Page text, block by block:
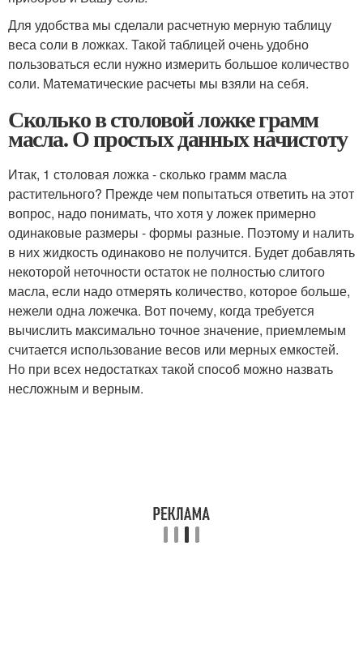
Для удобства мы сделали расчетную мерную таблицу
веса соли в ложках. Такой таблицей очень удобно
пользоваться если нужно измерить большое количество
соли. Математические расчеты мы взяли на себя.
Сколько в столовой ложке грамм
масла. О простых данных начистоту
Итак, 1 столовая ложка - сколько грамм масла
растительного? Прежде чем попытаться ответить на этот
вопрос, надо понимать, что хотя у ложек примерно
одинаковые размеры - формы разные. Поэтому и налить
в них жидкость одинаково не получится. Будет добавлять
некоторой неточности остаток не полностью слитого
масла, если надо отмерять количество, которое больше,
нежели одна ложечка. Вот почему, когда требуется
вычислить максимально точное значение, приемлемым
считается использование весов или мерных емкостей.
Но при всех недостатках такой способ можно назвать
несложным и верным.